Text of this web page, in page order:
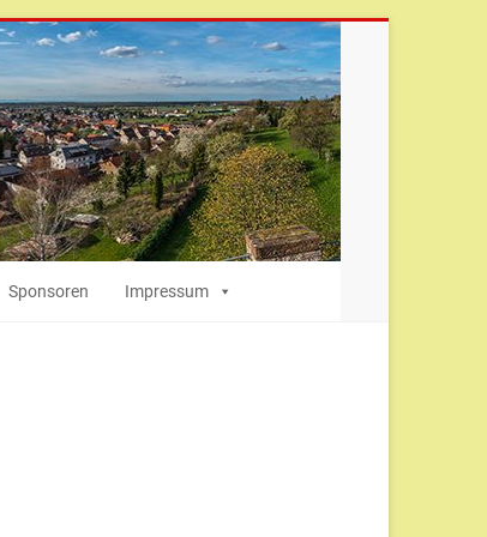
Sponsoren Impressum